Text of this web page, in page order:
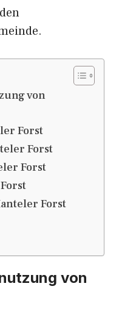
von
Forst
Forst
Forst
Forst
von